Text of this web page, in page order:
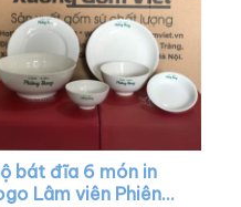
bát đĩa 6 món in
Lâm viên Phiêng